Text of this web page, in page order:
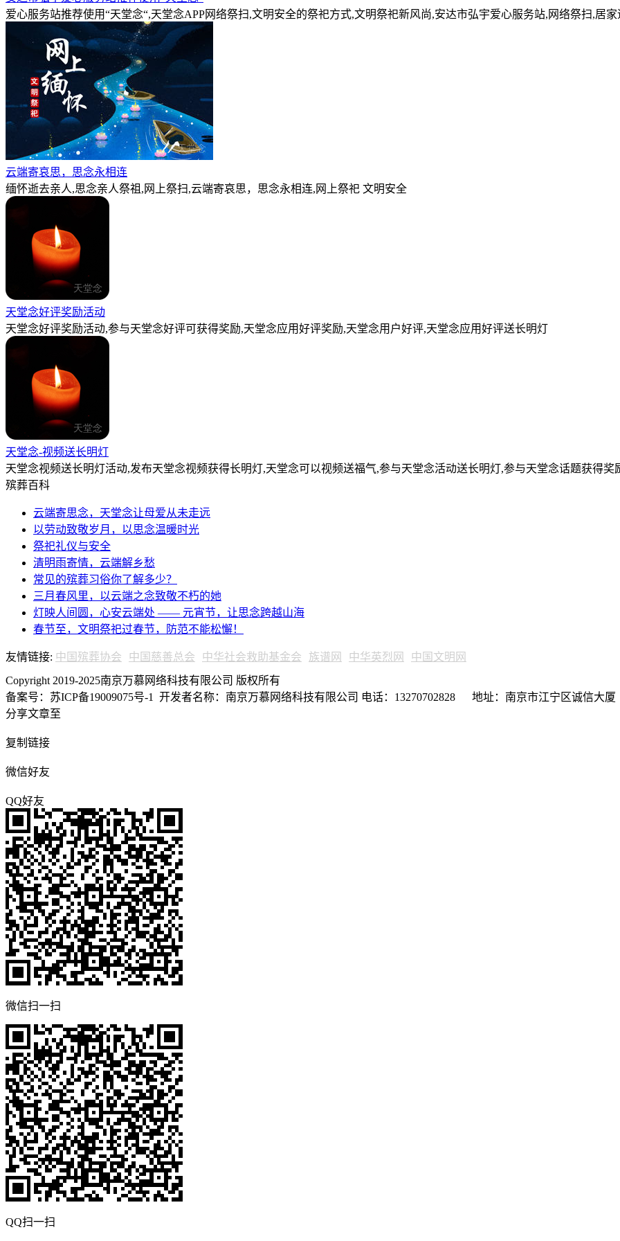
爱心服务站推荐使用“天堂念“,天堂念APP网络祭扫,文明安全的祭祀方式,文明祭祀新风尚,安达市弘宇爱心服务站,网络祭扫,居
云端寄哀思，思念永相连
缅怀逝去亲人,思念亲人祭祖,网上祭扫,云端寄哀思，思念永相连,网上祭祀 文明安全
天堂念好评奖励活动
天堂念好评奖励活动,参与天堂念好评可获得奖励,天堂念应用好评奖励,天堂念用户好评,天堂念应用好评送长明灯
天堂念-视频送长明灯
天堂念视频送长明灯活动,发布天堂念视频获得长明灯,天堂念可以视频送福气,参与天堂念活动送长明灯,参与天堂念话题获得奖
殡葬百科
云端寄思念，天堂念让母爱从未走远
以劳动致敬岁月，以思念温暖时光
祭祀礼仪与安全
清明雨寄情，云端解乡愁
常见的殡葬习俗你了解多少？
三月春风里，以云端之念致敬不朽的她
灯映人间圆，心安云端处 —— 元宵节，让思念跨越山海
春节至，文明祭祀过春节，防范不能松懈！
友情链接: 中国殡葬协会 中国慈善总会 中华社会救助基金会 族谱网 中华英烈网
中国文明网
Copyright 2019-2025南京万慕网络科技有限公司 版权所有
备案号：苏ICP备19009075号-1
开发者名称：南京万慕网络科技有限公司 电话：13270702828 地址：南京市江宁区诚信大厦
分享文章至
复制链接
微信好友
QQ好友
微信扫一扫
QQ扫一扫